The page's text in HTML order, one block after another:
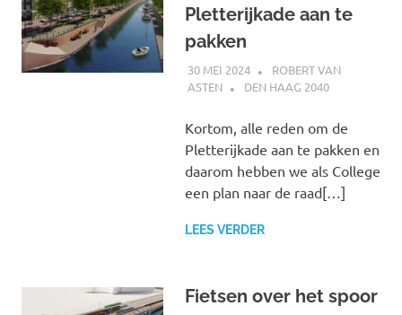
Pletterijkade aan te
pakken
30 MEI 2024
ROBERT VAN
ASTEN
DEN HAAG 2040
Kortom, alle reden om de
Pletterijkade aan te pakken en
daarom hebben we als College
een plan naar de raad[…]
LEES VERDER
Fietsen over het spoor